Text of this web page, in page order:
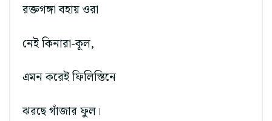
রক্তগঙ্গা বহায় ওরা
নেই কিনারা-কূল,
এমন করেই ফিলিস্তিনে
ঝরছে গাঁজার ফুল।